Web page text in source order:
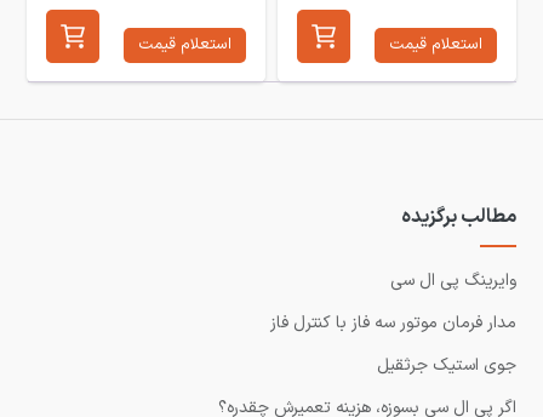
استعلام قیمت استعلام قیمت
مطالب برگزیده
وایرینگ پی ال سی
مدار فرمان موتور سه فاز با کنترل فاز
جوی استیک جرثقیل
اگر پی ال سی بسوزه، هزینه تعمیرش چقدره؟